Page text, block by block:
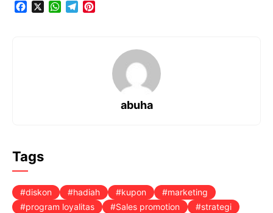
W
abuha
Tags
diskon hadiah kupon
marketing
program loyalitas
Sales promotion strategi